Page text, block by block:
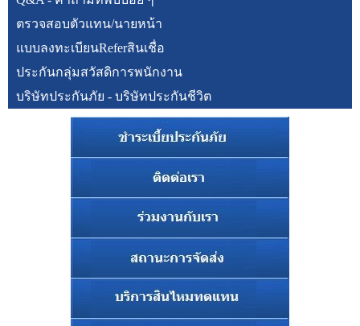
ตรวจสอบตัวแทน/นายหน้า
แบบลงทะเบียนReferสินเชื่อ
ประกันกลุ่มสวัสดิการพนักงาน
บริษัทประกันภัย - บริษัทประกันชีวิต